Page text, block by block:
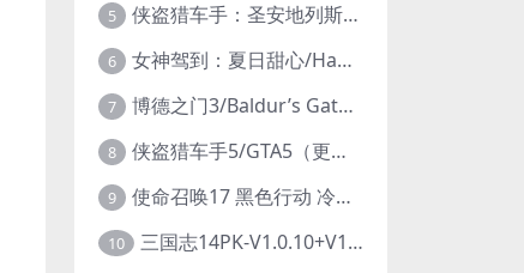
5 侠盗猎车手：圣安地列斯重制版/Grand Theft Auto: San Andreas – The Definitive Edition（更新v1.113.49697469）
6 女神驾到：夏日甜心/Happy Together（模拟器版-升级豪华终极珍藏版+全DLC）
7 博德之门3/Baldur’s Gate 3（更新v4.1.1.7209685）
8 侠盗猎车手5/GTA5（更新v1.70纯净版-内置修改器+通关存档）
9 使命召唤17 黑色行动 冷战V1.34 全DLC 官方中文版COD17
10 三国志14PK-V1.0.10+V1.0.25-威力加强豪华版（武将面容套装-全DLC+季票+特典+中文语音+编辑修改器）